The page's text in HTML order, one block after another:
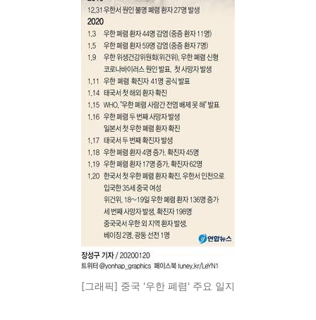
[그래픽] 중국 '우한 폐렴' 주요 일지